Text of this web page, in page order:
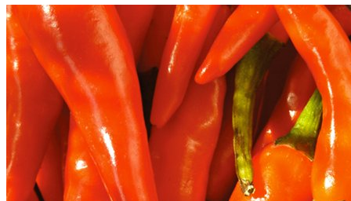
noget
om
salat-
kultur